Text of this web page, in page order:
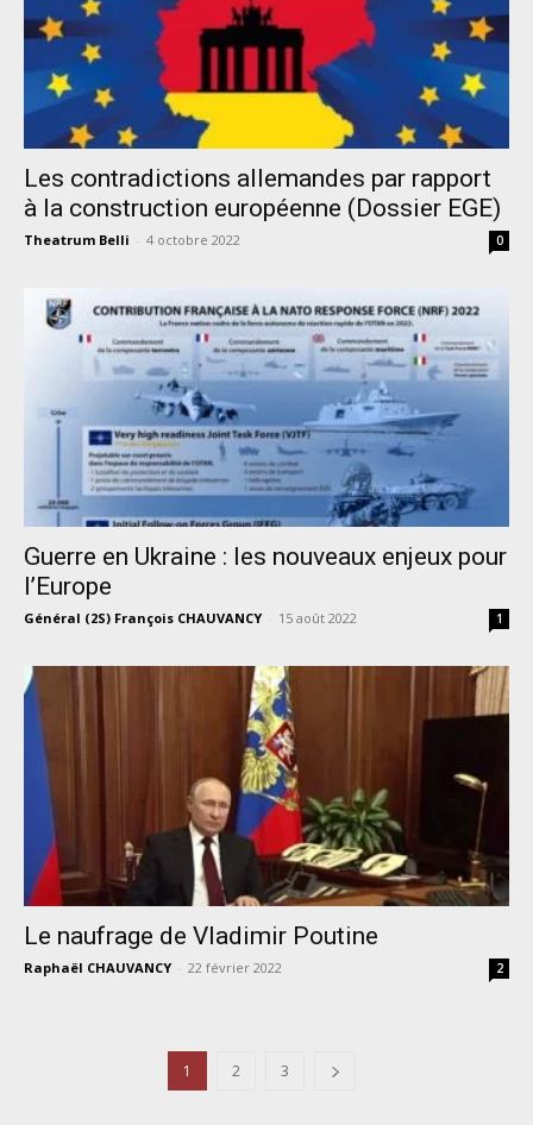
Les contradictions allemandes par rapport
à la construction européenne (Dossier EGE)
Theatrum Belli - 4 octobre 2022 0
Guerre en Ukraine : les nouveaux enjeux pour
l’Europe
Général (2S) François CHAUVANCY - 15 août 2022 1
Le naufrage de Vladimir Poutine
Raphaël CHAUVANCY - 22 février 2022 2
1 2 3